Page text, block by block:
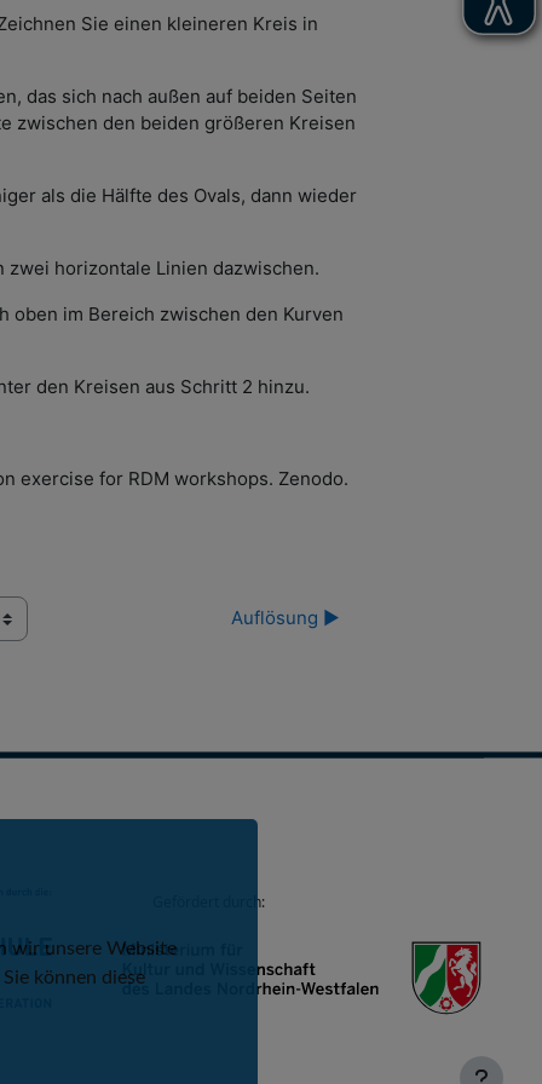
Sie einen kleineren Kreis in
das sich nach außen auf beiden Seiten
zwischen den beiden größeren Kreisen
als die Hälfte des Ovals, dann wieder
zwei horizontale Linien dazwischen.
oben im Bereich zwischen den Kurven
den Kreisen aus Schritt 2 hinzu.
exercise for RDM workshops. Zenodo.
Auflösung ▶︎
Gefördert durch:
wir unsere Website
können diese